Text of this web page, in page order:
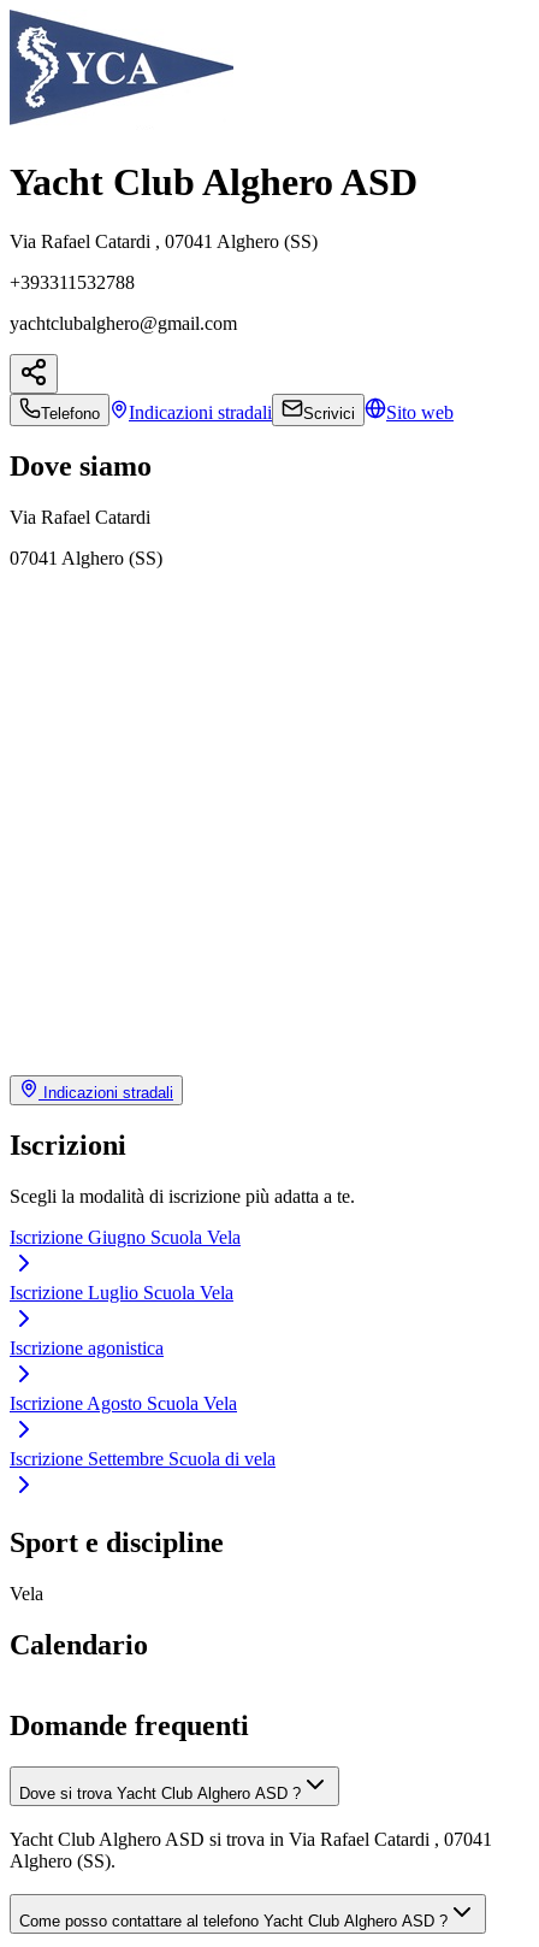
Yacht Club Alghero ASD
Via Rafael Catardi , 07041 Alghero (SS)
+393311532788
yachtclubalghero@gmail.com
Telefono Indicazioni stradali Scrivici Sito web
Dove siamo
Via Rafael Catardi
07041 Alghero (SS)
Indicazioni stradali
Iscrizioni
Scegli la modalità di iscrizione più adatta a te.
Iscrizione Giugno Scuola Vela
Iscrizione Luglio Scuola Vela
Iscrizione agonistica
Iscrizione Agosto Scuola Vela
Iscrizione Settembre Scuola di vela
Sport e discipline
Vela
Calendario
Domande frequenti
Dove si trova Yacht Club Alghero ASD ?
Yacht Club Alghero ASD si trova in Via Rafael Catardi , 07041
Alghero (SS).
Come posso contattare al telefono Yacht Club Alghero ASD ?